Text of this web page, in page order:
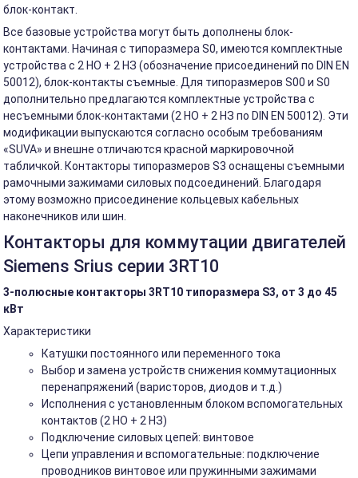
блок-контакт.
Все базовые устройства могут быть дополнены блок-
контактами. Начиная с типоразмера S0, имеются комплектные
устройства с 2 НО + 2 НЗ (обозначение присоединений по DIN EN
50012), блок-контакты съемные. Для типоразмеров S00 и S0
дополнительно предлагаются комплектные устройства с
несъемными блок-контактами (2 НО + 2 НЗ по DIN EN 50012). Эти
модификации выпускаются согласно особым требованиям
«SUVA» и внешне отличаются красной маркировочной
табличкой. Контакторы типоразмеров S3 оснащены съемными
рамочными зажимами силовых подсоединений. Благодаря
этому возможно присоединение кольцевых кабельных
наконечников или шин.
Контакторы для коммутации двигателей
Siemens Srius серии 3RT10
3-полюсные контакторы 3RT10 типоразмера S3, от 3 до 45
кВт
Характеристики
Катушки постоянного или переменного тока
Выбор и замена устройств снижения коммутационных
перенапряжений (варисторов, диодов и т.д.)
Исполнения с установленным блоком вспомогательных
контактов (2 НО + 2 НЗ)
Подключение силовых цепей: винтовое
Цепи управления и вспомогательные: подключение
проводников винтовое или пружинными зажимами